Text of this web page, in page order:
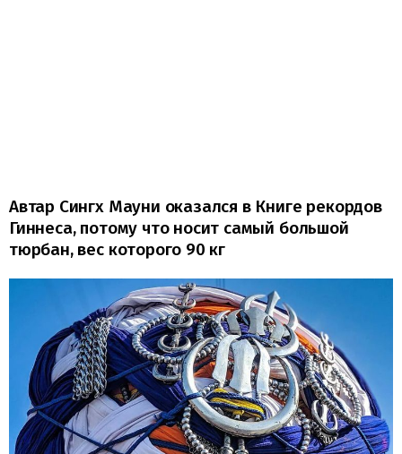
Автар Сингх Мауни оказался в Книге рекордов
Гиннеса, потому что носит самый большой
тюрбан, вес которого 90 кг